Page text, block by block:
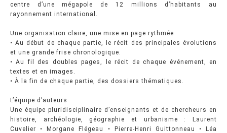
centre d’une mégapole de 12 millions d’habitants au
rayonnement international.
Une organisation claire, une mise en page rythmée
• Au début de chaque partie, le récit des principales évolutions
et une grande frise chronologique.
• Au fil des doubles pages, le récit de chaque événement, en
textes et en images.
• À la fin de chaque partie, des dossiers thématiques.
L’équipe d’auteurs
Une équipe pluridisciplinaire d’enseignants et de chercheurs en
histoire, archéologie, géographie et urbanisme : Laurent
Cuvelier • Morgane Flégeau • Pierre-Henri Guittonneau • Léa